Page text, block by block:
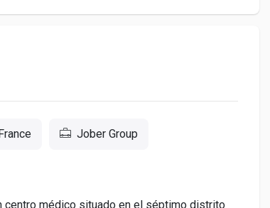
Jober Group
centro médico situado en el séptimo distrito